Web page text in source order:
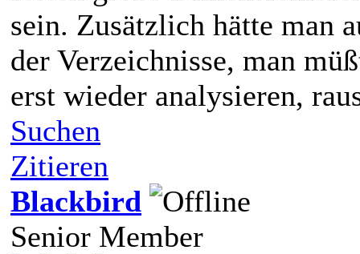
sein. Zusätzlich hätte man
der Verzeichnisse, man
erst wieder analysieren,
Suchen
Zitieren
Blackbird
Senior Member